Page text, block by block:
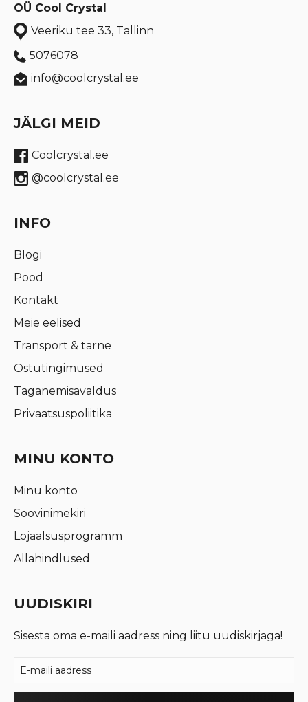
OÜ Cool Crystal
Veeriku tee 33, Tallinn
5076078
info@coolcrystal.ee
JÄLGI MEID
Coolcrystal.ee
@coolcrystal.ee
INFO
Blogi
Pood
Kontakt
Meie eelised
Transport & tarne
Ostutingimused
Taganemisavaldus
Privaatsuspoliitika
MINU KONTO
Minu konto
Soovinimekiri
Lojaalsusprogramm
Allahindlused
UUDISKIRI
Sisesta oma e-maili aadress ning liitu uudiskirjaga!